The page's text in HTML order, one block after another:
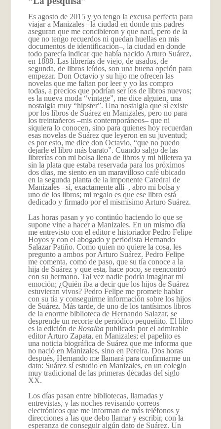
Es agosto de 2015 y yo tengo la excusa perfecta para
viajar a Manizales –la ciudad en donde mis padres
aseguran que me concibieron y que nací, pero de la
que no tengo recuerdos ni quedan huellas en mis
documentos de identificación–, la ciudad en donde
todo parecía indicar que había nacido Arturo Suárez,
en 1888. Las librerías de viejo, de usados, de
segunda, de libros leídos, son una buena opción para
empezar. Don Octavio y su hijo me ofrecen las
novelas que me faltan por leer y yo las compro
todas, a precios que podrían ser los de libros nuevos;
es la nueva moda “vintage”, me dice alguien, una
nostalgia muy “hipster”. Una nostalgia que sí existe
por los libros de Suárez en Manizales, pero no para
los treintañeros –mis contemporáneos– que ni
siquiera lo conocen, sino para quienes hoy recuerdan
esas novelas de Suárez que leyeron en su juventud;
es por esto, me dice don Octavio, “que no puedo
dejarle el libro más barato”. Cuando salgo de las
librerías con mi bolsa llena de libros y mi billetera ya
sin la plata que estaba reservada para los próximos
dos días, me siento en un maravilloso café ubicado
en la segunda planta de la imponente Catedral de
Manizales –sí, exactamente allí–, abro mi bolsa y
uno de los libros; mi regalo es que ese libro está
dedicado y firmado por el mismísimo Arturo Suárez.
Las horas pasan y yo continúo haciendo lo que se
supone vine a hacer a Manizales. En un mismo día
me entrevisto con el editor e historiador Pedro Felipe
Hoyos y con el abogado y periodista Hernando
Salazar Patiño. Como quien no quiere la cosa, les
pregunto a ambos por Arturo Suárez. Pedro Felipe
me comenta, como de paso, que su tía conoce a la
hija de Suárez y que esta, hace poco, se reencontró
con su hermano. Tal vez nadie podría imaginar mi
emoción; ¿Quién iba a decir que los hijos de Suárez
estuvieran vivos? Pedro Felipe me promete hablar
con su tía y conseguirme información sobre los hijos
de Suárez. Más tarde, de uno de los tantísimos libros
de la enorme biblioteca de Hernando Salazar, se
desprende un recorte de periódico pequeñito. El libro
es la edición de Rosalbapublicada por el admirable
editor Arturo Zapata, en Manizales; el papelito es
una noticia biográfica de Suárez que me informa que
no nació en Manizales, sino en Pereira. Dos horas
después, Hernando me llamará para confirmarme un
dato: Suárez sí estudio en Manizales, en un colegio
muy tradicional de las primeras décadas del siglo
XX.
Los días pasan entre bibliotecas, llamadas y
entrevistas, y las noches revisando correos
electrónicos que me informan de más teléfonos y
direcciones a las que debo llamar y escribir, con la
esperanza de conseguir algún dato de Suárez. Un